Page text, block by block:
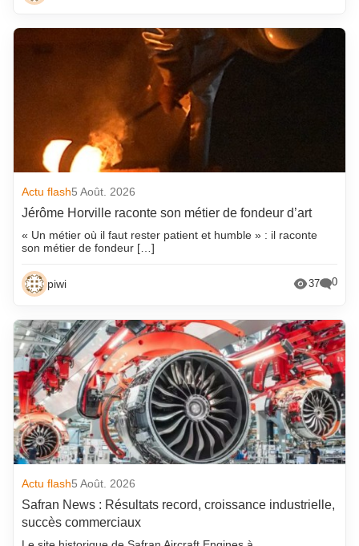
Actu flash5 Août. 2026
Jérôme Horville raconte son métier de fondeur d’art
« Un métier où il faut rester patient et humble » : il raconte
son métier de fondeur […]
piwi 37 0
Actu flash5 Août. 2026
Safran News : Résultats record, croissance industrielle,
succès commerciaux